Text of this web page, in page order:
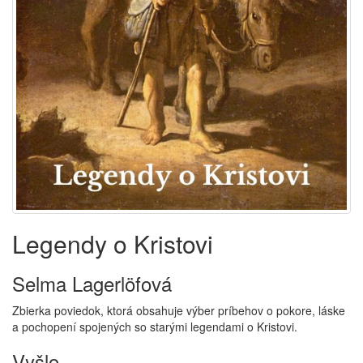
Legendy o Kristovi
Selma Lagerlöfová
Zbierka poviedok, ktorá obsahuje výber príbehov o pokore, láske
a pochopení spojených so starými legendami o Kristovi.